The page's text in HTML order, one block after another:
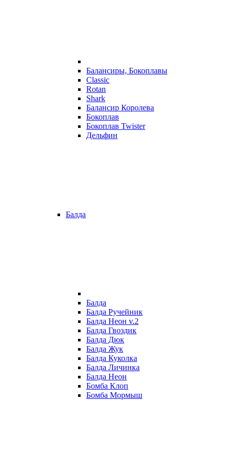
Балансиры, Бокоплавы
Classic
Rotan
Shark
Балансир Королева
Бокоплав
Бокоплав Twister
Дельфин
Балда
Балда
Балда Ручейник
Балда Неон v.2
Балда Гвоздик
Балда Дюк
Балда Жук
Балда Куколка
Балда Личинка
Балда Неон
Бомба Клоп
Бомба Мормыш